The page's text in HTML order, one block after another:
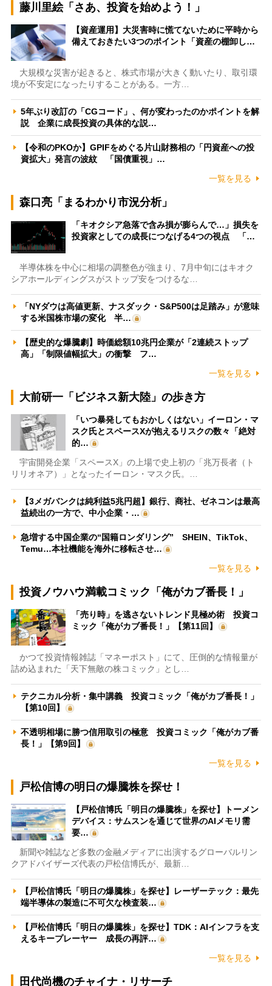
藤川里絵「さあ、投資を始めよう！」
【資産運用】大災害時に慌てないために平時から
備えておきたい3つのポイント「資産の棚卸し…
大規模な災害が起きると、株式市場が大きく動いたり、取引環
境が不安定になったりすることがある。一方…
5年ぶり改訂の「CGコード」、何が変わったのかポイントを解
説 企業に成長投資の具体的な説…
【令和のPKOか】GPIFをめぐる片山財務相の「円資産への投
資拡大」発言の波紋 「国債重視」…
一覧を見る
森口亮「まるわかり市況分析」
「キオクシア急落で含み損が膨らんで…」損失を
投資家としての成長につなげる4つの視点 「…
半導体株を中心に相場の調整色が強まり、7月中旬にはキオク
シアホールディングスがストップ安をつけるな…
「NYダウは高値更新、ナスダック・S&P500は足踏み」が意味
する米国株市場の変化 半…
【歴史的な爆騰劇】時価総額10兆円企業が「2連続ストップ
高」「制限値幅拡大」の衝撃 フ…
一覧を見る
大前研一「ビジネス新大陸」の歩き方
「いつ暴発してもおかしくはない」イーロン・マ
スク氏とスペースXが抱えるリスクの数々「絶対
的…
宇宙開発企業「スペースX」の上場で史上初の「兆万長者（ト
リリオネア）」となったイーロン・マスク氏。…
【3メガバンクは純利益5兆円超】銀行、商社、ゼネコンは最高
益続出の一方で、中小企業・…
急増する中国企業の“国籍ロンダリング” SHEIN、TikTok、
Temu…本社機能を海外に移転させ…
一覧を見る
投資ノウハウ満載コミック「俺がカブ番長！」
「売り時」を逃さないトレンド見極め術 投資コ
ミック「俺がカブ番長！」【第11回】
かつて投資情報雑誌「マネーポスト」にて、圧倒的な情報量が
詰め込まれた「天下無敵の株コミック」とし…
テクニカル分析・集中講義 投資コミック「俺がカブ番長！」
【第10回】
不透明相場に勝つ信用取引の極意 投資コミック「俺がカブ番
長！」【第9回】
一覧を見る
戸松信博の明日の爆騰株を探せ！
【戸松信博氏「明日の爆騰株」を探せ】トーメン
デバイス：サムスンを通じて世界のAIメモリ需
要…
新聞や雑誌など多数の金融メディアに出演するグローバルリン
クアドバイザーズ代表の戸松信博氏が、最新…
【戸松信博氏「明日の爆騰株」を探せ】レーザーテック：最先
端半導体の製造に不可欠な検査装…
【戸松信博氏「明日の爆騰株」を探せ】TDK：AIインフラを支
えるキープレーヤー 成長の再評…
一覧を見る
田代尚機のチャイナ・リサーチ